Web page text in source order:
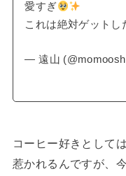
愛すぎ
これは絶対ゲットし
— 遠山
コーヒー好きとして
惹かれるんですが、